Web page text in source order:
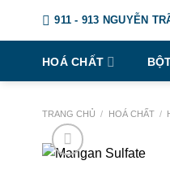
911 - 913 NGUYỄN
HOÁ CHẤT
TRANG CHỦ / HOÁ CHẤT /